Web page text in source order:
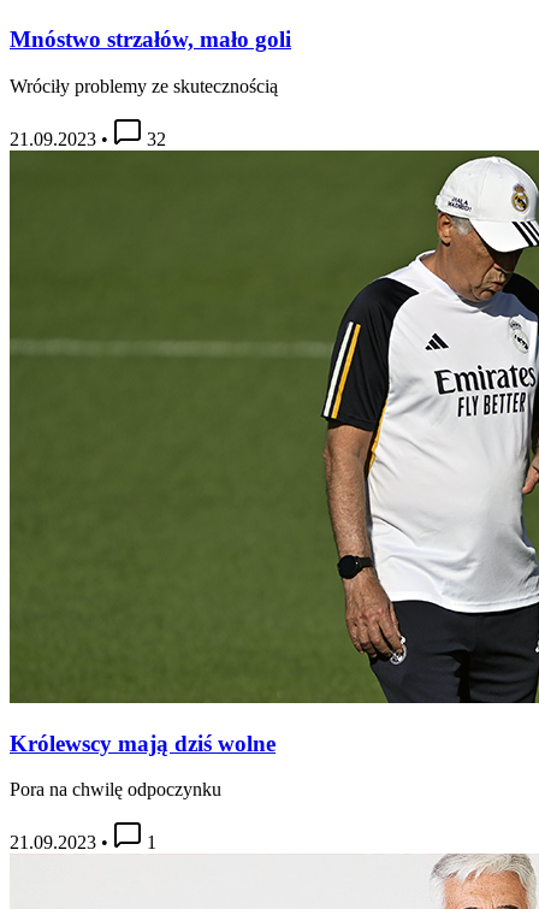
Mnóstwo strzałów, mało goli
Wróciły problemy ze skutecznością
21.09.2023 • 32
Królewscy mają dziś wolne
Pora na chwilę odpoczynku
21.09.2023 • 1